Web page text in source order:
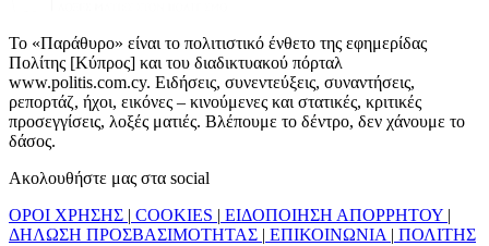
Το «Παράθυρο» είναι το πολιτιστικό ένθετο της εφημερίδας
Πολίτης [Κύπρος] και του διαδικτυακού πόρταλ
www.politis.com.cy. Ειδήσεις, συνεντεύξεις, συναντήσεις,
ρεπορτάζ, ήχοι, εικόνες – κινούμενες και στατικές, κριτικές
προσεγγίσεις, λοξές ματιές. Βλέπουμε το δέντρο, δεν χάνουμε το
δάσος.
Ακολουθήστε μας στα social
ΟΡΟΙ ΧΡΗΣΗΣ | COOKIES | ΕΙΔΟΠΟΙΗΣΗ ΑΠΟΡΡΗΤΟΥ |
ΔΗΛΩΣΗ ΠΡΟΣΒΑΣΙΜΟΤΗΤΑΣ | ΕΠΙΚΟΙΝΩΝΙΑ | ΠΟΛΙΤΗΣ